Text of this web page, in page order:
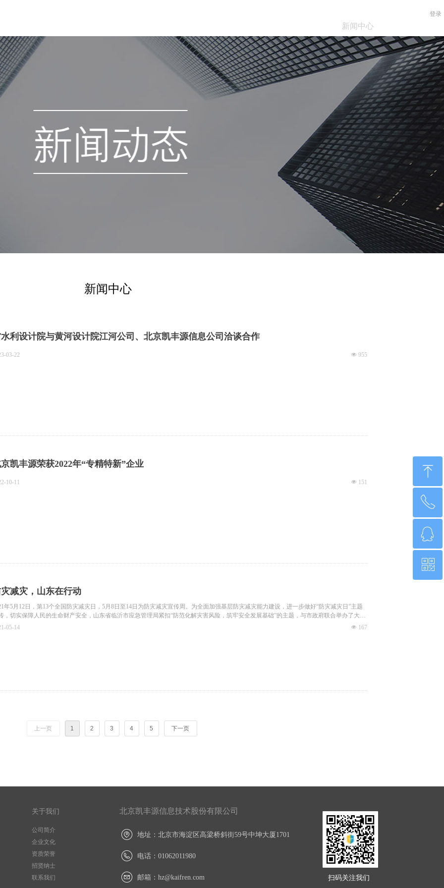
新闻中心
登录
新闻中心
利设计院与黄河设计院江河公司、北京凯丰源信息公司洽谈合作
넶 955
03-22
凯丰源荣获2022年“专精特新”企业
넶 151
10-11
减灾，山东在行动
年5月12日，第13个全国防灾减灾日，5月8日至14日为防灾减灾宣传周。为全面加强基层防灾减灾能力建设，进一步做好“防灾减灾日”主题
，切实保障人民的生命财产安全，山东省临沂市应急管理局紧扣“防范化解灾害风险，筑牢安全发展基础”的主题，与市政府联合举办了大型
宣传。
넶 167
05-14
上一页 1 2 3 4 5 下一页
关于我们
公司简介
企业文化
资质荣誉
招贤纳士
联系我们
北京凯丰源信息技术股份有限公司
地址： 北京市海淀区高梁桥斜街59号中坤大厦1701
电话： 01062011980
邮箱： hz@kaifren.com 扫码关注我们
ꁸ
回到顶部
ꂅ
ꁗ
QQ客服
ꀥ